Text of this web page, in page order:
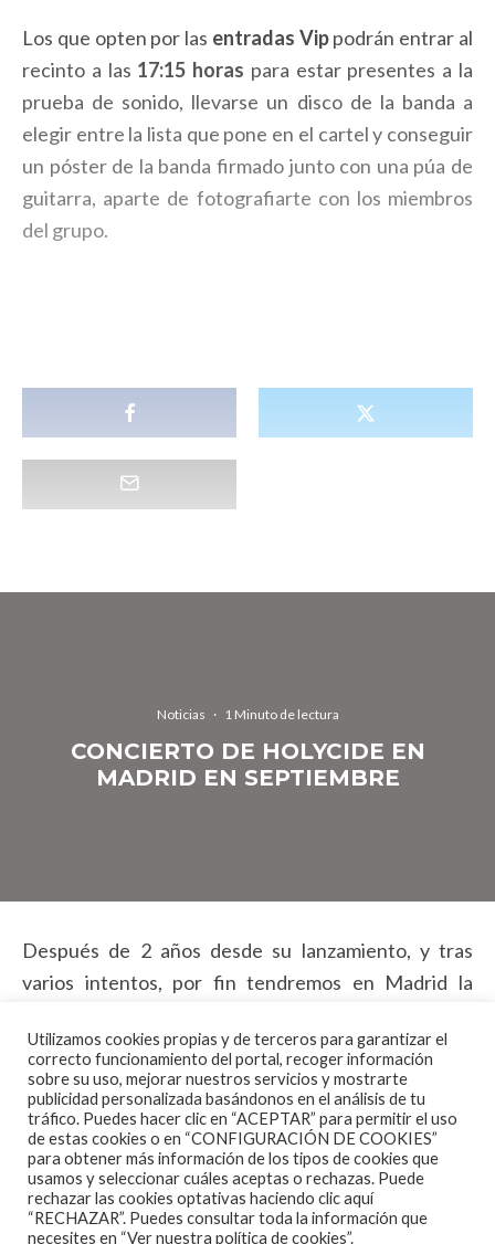
Los que opten por las entradas Vippodrán entrar al
recinto a las 17:15 horas para estar presentes a la
prueba de sonido, llevarse un disco de la banda a
elegir entre la lista que pone en el cartel y conseguir
un póster de la banda firmado junto con una púa de
guitarra, aparte de fotografiarte con los miembros
del grupo.
Noticias · 1 Minuto de lectura
CONCIERTO DE HOLYCIDE EN
MADRID EN SEPTIEMBRE
Después de 2 años desde su lanzamiento, y tras
varios intentos, por fin tendremos en Madrid la
presentando su 2º álbum “Fist To Face” el próximo
viernes 9 de Septiembre en la Sala Specka, cerca del
metro Santiago Bernabeu.
Tendremos la oportunidad de ver en directo a la
banda de Death Metal Radement, con el siguiente
horario:
Utilizamos cookies propias y de terceros para garantizar el
correcto funcionamiento del portal, recoger información
sobre su uso, mejorar nuestros servicios y mostrarte
publicidad personalizada basándonos en el análisis de tu
tráfico. Puedes hacer clic en “ACEPTAR” para permitir el uso
de estas cookies o en “CONFIGURACIÓN DE COOKIES”
para obtener más información de los tipos de cookies que
usamos y seleccionar cuáles aceptas o rechazas. Puede
rechazar las cookies optativas haciendo clic aquí
“RECHAZAR”. Puedes consultar toda la información que
necesites en “Ver nuestra política de cookies”.